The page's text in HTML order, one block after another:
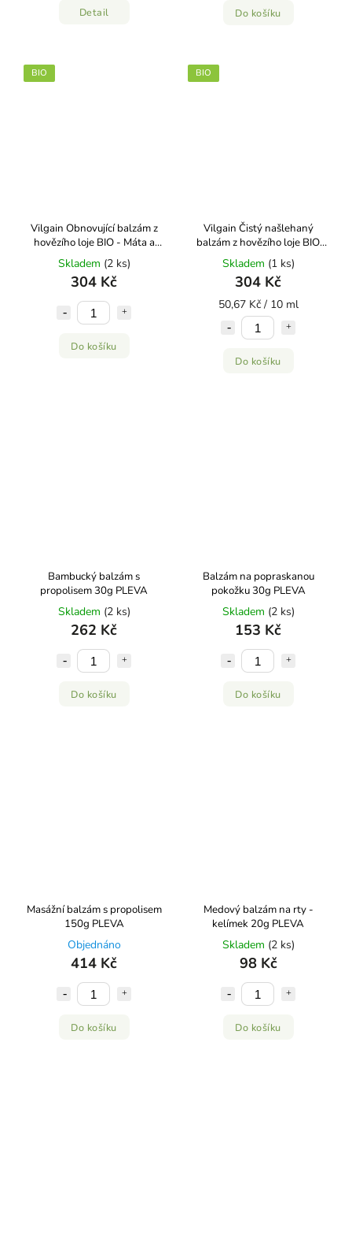
Detail Do košíku
BIO
Vilgain Obnovující balzám z
hovězího loje BIO ⁠- Máta a
levandule 60 ml
Skladem (2 ks)
304 Kč
Do košíku
BIO
Vilgain Čistý našlehaný
balzám z hovězího loje BIO
60ml
Skladem (1 ks)
304 Kč
50,67 Kč / 10 ml
Do košíku
Bambucký balzám s
propolisem 30g PLEVA
Skladem (2 ks)
262 Kč
Do košíku
Balzám na popraskanou
pokožku 30g PLEVA
Skladem (2 ks)
153 Kč
Do košíku
Masážní balzám s propolisem
150g PLEVA
Objednáno
414 Kč
Do košíku
Medový balzám na rty -
kelímek 20g PLEVA
Skladem (2 ks)
98 Kč
Do košíku